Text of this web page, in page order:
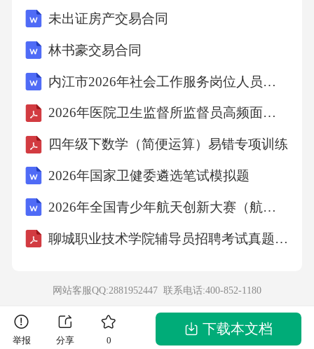
CD策略新增沙库巴曲缬沙坦用于合并射血分数
降低的心力衰竭、左室肥厚患者，其降压幅度
优于传统ARB，但需注意监测血钾和肾功能，
禁止与ACEI联用。ARNI创新应用药物选择原则
（新增ARNI）综合干预策略4.第二季度第一季
方综合行为干预严格限制食盐摄入量至每日<5
g，每减少1g盐可降低收缩压约1.2mmHg，建议
使用定量盐勺并减少加工食品摄入。目标BMI<
24kg/m²且腰围男性<90cm/女性<85cm，每减重1
率维持在（220-年龄）×60%-70%范围。包括戒
未出证房产交易合同
林书豪交易合同
内江市2026年社会工作服务岗位人员招募考试备考题库及答案详解
2026年医院卫生监督所监督员高频面试题包含详细解答
四年级下数学（简便运算）易错专项训练
2026年国家卫健委遴选笔试模拟题
2026年全国青少年航天创新大赛（航天知识问答）经典试题及答案
聊城职业技术学院辅导员招聘考试真题及答案
网站客服QQ:2881952447 联系电话:400-852-1180
举报 分享 0
下载本文档